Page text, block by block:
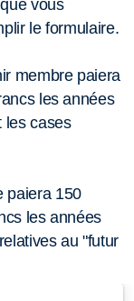
vous
le formulaire.
membre paiera
les années
les cases
paiera 150
les années
au "futur